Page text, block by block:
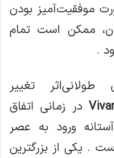
موفقیت‌آمیز بودن
ممکن است تمام
.
طولانی‌اثر تغییر
در زمانی اتفاق
ورود به عصر
. یکی از بزرگترین